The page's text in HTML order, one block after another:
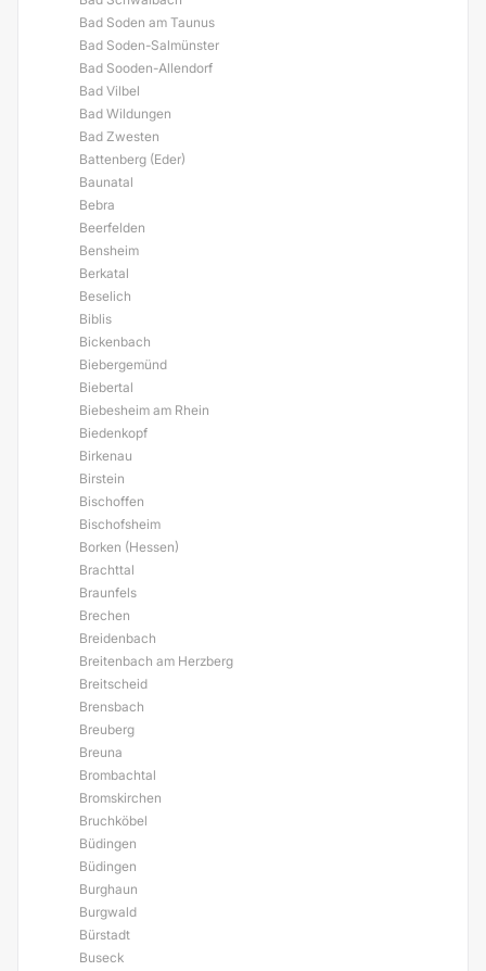
Bad Soden am Taunus
Bad Soden-Salmünster
Bad Sooden-Allendorf
Bad Vilbel
Bad Wildungen
Bad Zwesten
Battenberg (Eder)
Baunatal
Bebra
Beerfelden
Bensheim
Berkatal
Beselich
Biblis
Bickenbach
Biebergemünd
Biebertal
Biebesheim am Rhein
Biedenkopf
Birkenau
Birstein
Bischoffen
Bischofsheim
Borken (Hessen)
Brachttal
Braunfels
Brechen
Breidenbach
Breitenbach am Herzberg
Breitscheid
Brensbach
Breuberg
Breuna
Brombachtal
Bromskirchen
Bruchköbel
Büdingen
Büdingen
Burghaun
Burgwald
Bürstadt
Buseck